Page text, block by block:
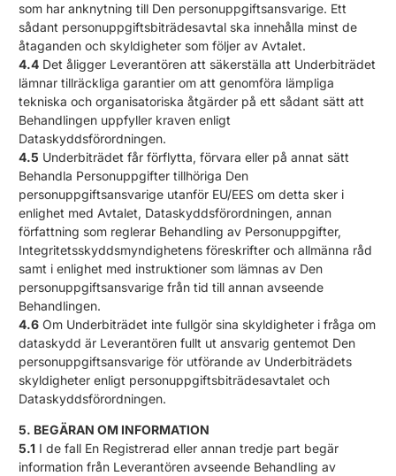
som har anknytning till Den personuppgiftsansvarige. Ett
sådant personuppgiftsbiträdesavtal ska innehålla minst de
åtaganden och skyldigheter som följer av Avtalet.
4.4 Det åligger Leverantören att säkerställa att Underbiträdet
lämnar tillräckliga garantier om att genomföra lämpliga
tekniska och organisatoriska åtgärder på ett sådant sätt att
Behandlingen uppfyller kraven enligt
Dataskyddsförordningen.
4.5 Underbiträdet får förflytta, förvara eller på annat sätt
Behandla Personuppgifter tillhöriga Den
personuppgiftsansvarige utanför EU/EES om detta sker i
enlighet med Avtalet, Dataskyddsförordningen, annan
författning som reglerar Behandling av Personuppgifter,
Integritetsskyddsmyndighetens föreskrifter och allmänna råd
samt i enlighet med instruktioner som lämnas av Den
personuppgiftsansvarige från tid till annan avseende
Behandlingen.
4.6 Om Underbiträdet inte fullgör sina skyldigheter i fråga om
dataskydd är Leverantören fullt ut ansvarig gentemot Den
personuppgiftsansvarige för utförande av Underbiträdets
skyldigheter enligt personuppgiftsbiträdesavtalet och
Dataskyddsförordningen.
5. BEGÄRAN OM INFORMATION
5.1 I de fall En Registrerad eller annan tredje part begär
information från Leverantören avseende Behandling av